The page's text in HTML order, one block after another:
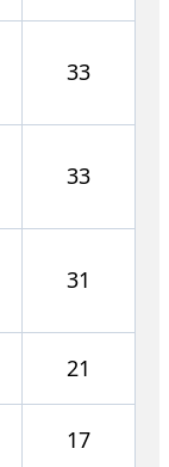
33
33
31
21
17